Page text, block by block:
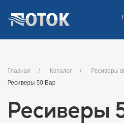
Главная Каталог
Ресиверы
Ресиверы 50 Бар
Ресиверы